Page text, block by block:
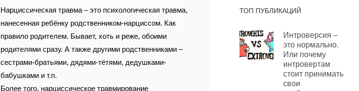
Нарциссическая травма – это психологическая травма,
нанесенная ребëнку родственником-нарциссом. Как
правило родителем. Бывает, хоть и реже, обоими
родителями сразу. А также другими родственниками –
сестрами-братьями, дядями-тëтями, дедушками-
бабушками и т.п.
Более того, нарциссическое травмирование
ТОП ПУБЛИКАЦИЙ
Интроверсия –
это нормально.
Или почему
интровертам
стоит принимать
свои